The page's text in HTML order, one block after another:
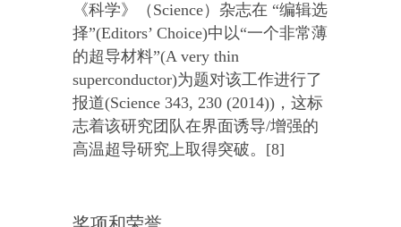
《科学》（Science）杂志在 “编辑选
择”(Editors’ Choice)中以“一个非常薄
的超导材料”(A very thin
superconductor)为题对该工作进行了
报道(Science 343, 230 (2014))，这标
志着该研究团队在界面诱导/增强的
高温超导研究上取得突破。[8]